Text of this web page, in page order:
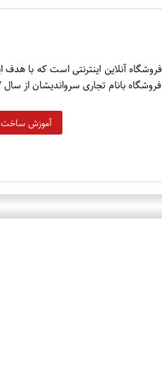
آنلاین اینترنتی است که با
تجاری سرواندیشان از سال 1397 فعالیت خود را آغاز نموده است.
آموزش ساخت